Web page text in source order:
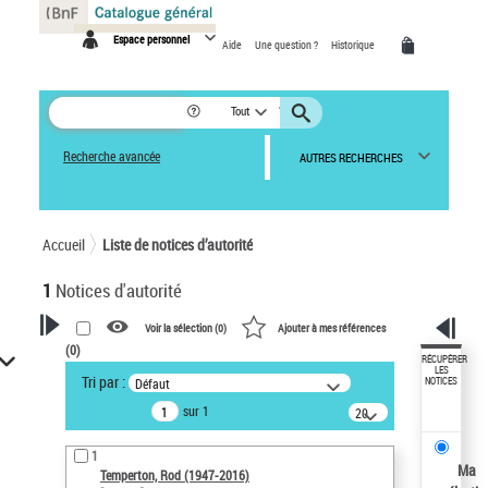
Espace personnel Aide Une question ? Historique
Tout
Recherche avancée AUTRES RECHERCHES
Accueil Liste de notices d’autorité
1 Notices d'autorité
VOTRE RECHERCHE
Recherche avancée dans les
notices d’autorité
Œuvres liées à l'auteur :
Temperton, Rod (1947-2016)
Voir la sélection (0) Ajouter à mes références
(0)
Tri par : Défaut
sur 1
20
résultats/page
1
Temperton, Rod (1947-2016)
RÉCUPÉRER
LES
NOTICES
Ma
Panneau de gestion des cookies